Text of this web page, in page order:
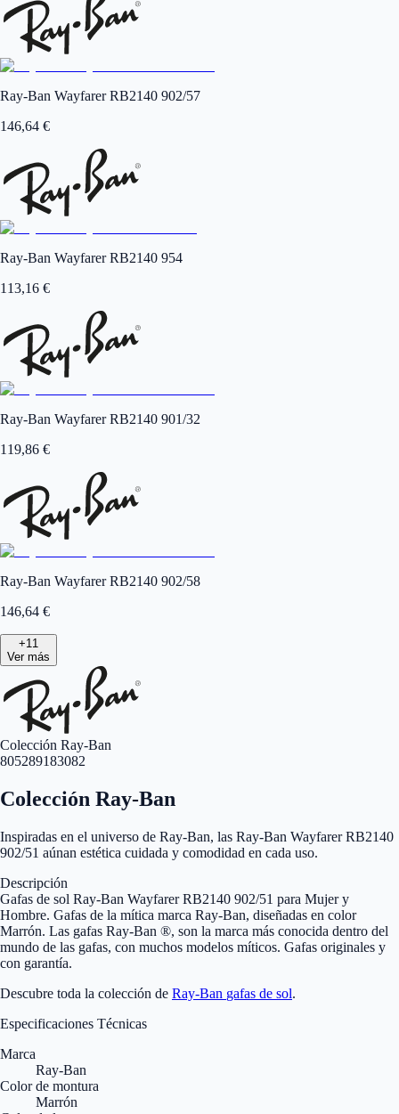
Ray-Ban Wayfarer RB2140 902/57
146,64 €
Ray-Ban Wayfarer RB2140 954
113,16 €
Ray-Ban Wayfarer RB2140 901/32
119,86 €
Ray-Ban Wayfarer RB2140 902/58
146,64 €
+11
Ver más
Colección Ray-Ban
805289183082
Colección Ray-Ban
Inspiradas en el universo de Ray-Ban, las Ray-Ban Wayfarer RB2140
902/51 aúnan estética cuidada y comodidad en cada uso.
Descripción
Gafas de sol Ray-Ban Wayfarer RB2140 902/51 para Mujer y
Hombre. Gafas de la mítica marca Ray-Ban, diseñadas en color
Marrón. Las gafas Ray-Ban ®, son la marca más conocida dentro del
mundo de las gafas, con muchos modelos míticos. Gafas originales y
con garantía.
Descubre toda la colección de Ray-Ban gafas de sol.
Especificaciones Técnicas
Marca
Ray-Ban
Color de montura
Marrón